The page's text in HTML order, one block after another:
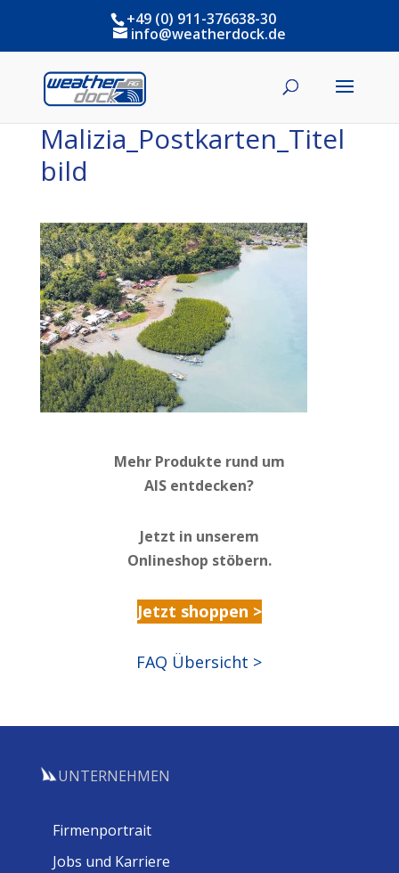
+49 (0) 911-376638-30
info@weatherdock.de
Malizia_Postkarten_Titel
bild
Mehr Produkte rund um
AIS entdecken?
Jetzt in unserem
Onlineshop stöbern.
Jetzt shoppen >
FAQ Übersicht >
UNTERNEHMEN
Firmenportrait
Jobs und Karriere